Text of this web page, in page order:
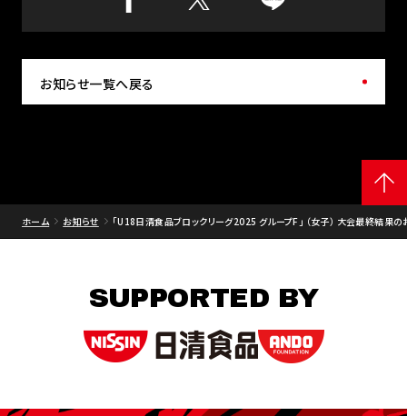
お知らせ一覧へ戻る
ホーム お知らせ ｢U18日清食品ブロックリーグ2025 グループF｣ （女子） 大会最終結
SUPPORTED BY